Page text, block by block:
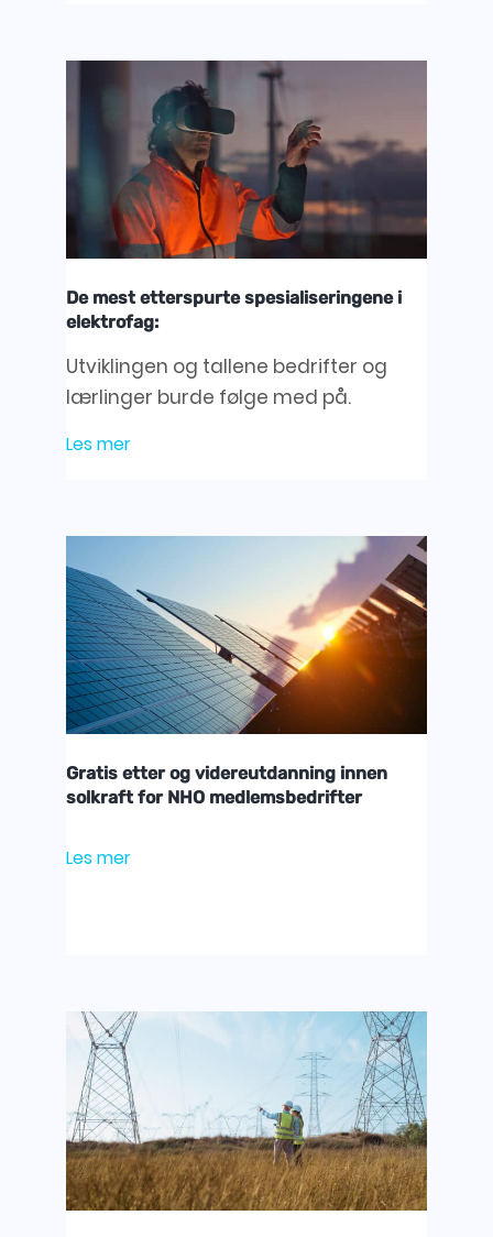
De mest etterspurte spesialiseringene i
elektrofag:
Utviklingen og tallene bedrifter og
lærlinger burde følge med på.
Les mer
Gratis etter og videreutdanning innen
solkraft for NHO medlemsbedrifter
Les mer